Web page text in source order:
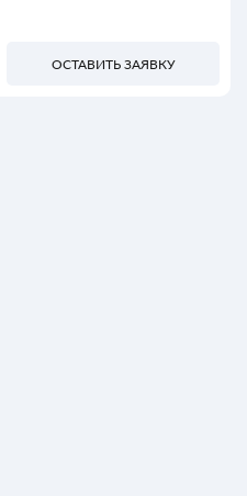
ОСТАВИТЬ ЗАЯВКУ